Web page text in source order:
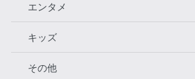
エンタメ
キッズ
その他